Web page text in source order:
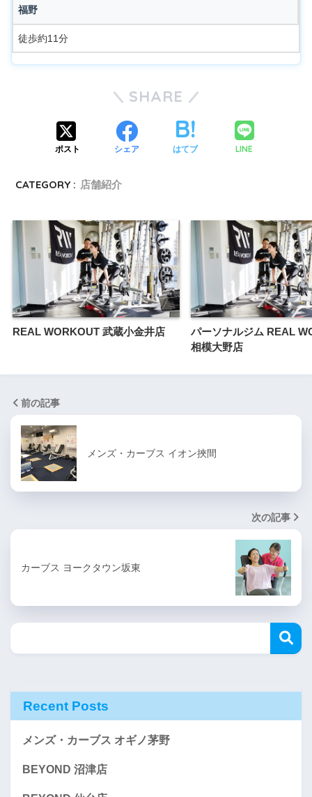
福野
徒歩約11分
SHARE
ポスト シェア はてブ LINE
CATEGORY : 店舗紹介
REAL WORKOUT 武蔵小金井店
パーソナルジム REAL
相模大野店
前の記事
メンズ・カーブス イオン挾間
次の記事
カーブス ヨークタウン坂東
Recent Posts
メンズ・カーブス オギノ茅野
BEYOND 沼津店